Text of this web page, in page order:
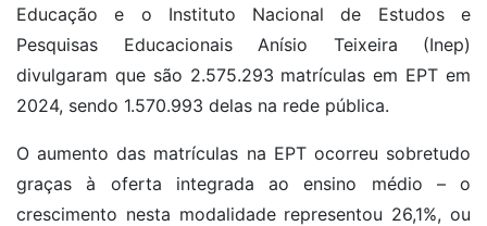
Educação e o Instituto Nacional de Estudos e
Pesquisas Educacionais Anísio Teixeira (Inep)
divulgaram que são 2.575.293 matrículas em EPT em
2024, sendo 1.570.993 delas na rede pública.
O aumento das matrículas na EPT ocorreu sobretudo
graças à oferta integrada ao ensino médio – o
crescimento nesta modalidade representou 26,1%, ou